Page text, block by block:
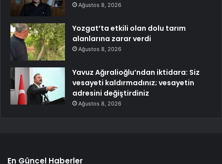
Ağustos 8, 2026
Yozgat’ta etkili olan dolu tarım
alanlarına zarar verdi
Ağustos 8, 2026
Yavuz Ağıralioğlu’ndan iktidara: Siz
vesayeti kaldırmadınız; vesayetin
adresini değiştirdiniz
Ağustos 8, 2026
En Güncel Haberler